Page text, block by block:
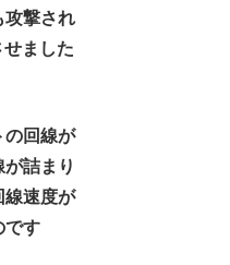
撃され
ました
の回線が
詰まり
速度が
です